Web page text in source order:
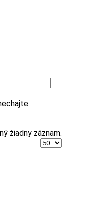
žiadny záznam.